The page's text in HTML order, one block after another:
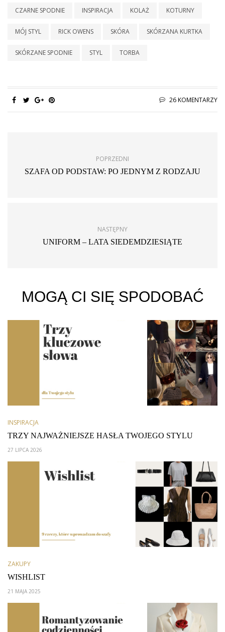
CZARNE SPODNIE INSPIRACJA KOLAŻ KOTURNY
MÓJ STYL RICK OWENS SKÓRA SKÓRZANA KURTKA
SKÓRZANE SPODNIE STYL TORBA
26 KOMENTARZY
POPRZEDNI
SZAFA OD PODSTAW: PO JEDNYM Z RODZAJU
NASTĘPNY
UNIFORM – LATA SIEDEMDZIESIĄTE
MOGĄ CI SIĘ SPODOBAĆ
INSPIRACJA
TRZY NAJWAŻNIEJSZE HASŁA TWOJEGO STYLU
27 LIPCA 2026
ZAKUPY
WISHLIST
21 MAJA 2025